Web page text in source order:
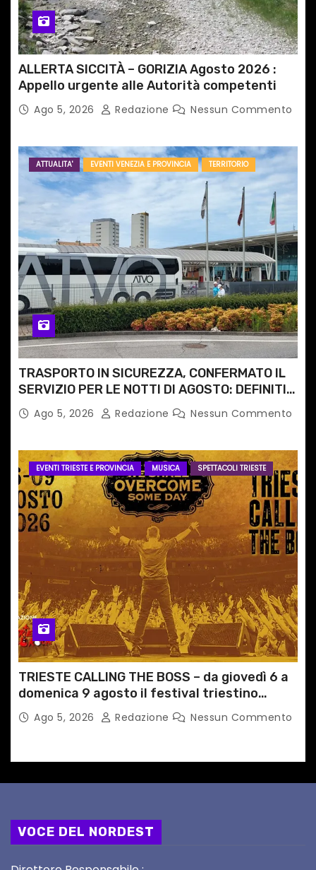
ALLERTA SICCITÀ – GORIZIA Agosto 2026 :
Appello urgente alle Autorità competenti
Ago 5, 2026 Redazione Nessun Commento
ATTUALITA' EVENTI VENEZIA E PROVINCIA TERRITORIO
TRASPORTO IN SICUREZZA, CONFERMATO IL
SERVIZIO PER LE NOTTI DI AGOSTO: DEFINITI
PERCORSI, FERMATE E ORARIO
Ago 5, 2026 Redazione Nessun Commento
EVENTI TRIESTE E PROVINCIA MUSICA SPETTACOLI TRIESTE
TRIESTE CALLING THE BOSS – da giovedì 6 a
domenica 9 agosto il festival triestino
dedicato a Springsteen
Ago 5, 2026 Redazione Nessun Commento
VOCE DEL NORDEST